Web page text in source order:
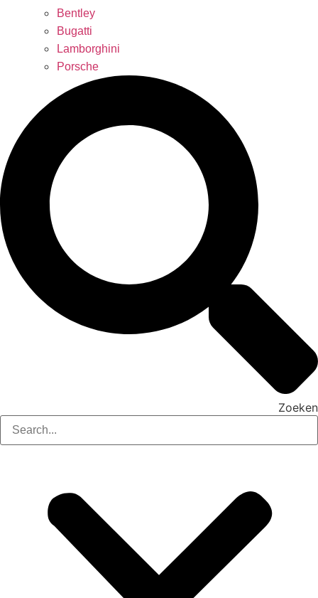
Bentley
Bugatti
Lamborghini
Porsche
Zoeken